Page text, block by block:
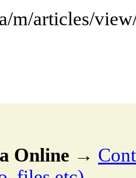
m/articles/
Online →